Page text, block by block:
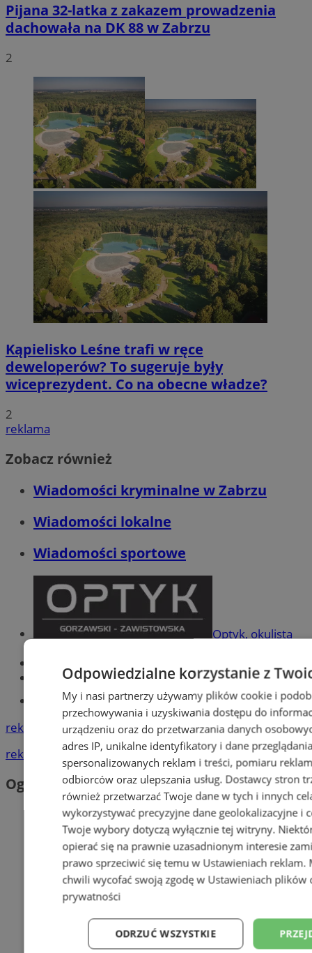
Pijana 32-latka z zakazem prowadzenia
dachowała na DK 88 w Zabrzu
2
Kąpielisko Leśne trafi w ręce
deweloperów? To sugeruje były
wiceprezydent. Co na obecne władze?
2
reklama
Zobacz również
Wiadomości kryminalne w Zabrzu
Wiadomości lokalne
Wiadomości sportowe
Optyk, okulista
Największy sklep z częściami online!
Książeczka sanepidowska
Tworzenie stron www -Zabrze
reklama
reklama
Ogłoszenia
Odpowiedzialne korzystanie z
My i nasi partnerzy używamy plików cookie i
przechowywania i uzyskiwania dostępu do
urządzeniu oraz do przetwarzania danych
adres IP, unikalne identyfikatory i dane
spersonalizowanych reklam i treści, pomiaru
odbiorców oraz ulepszania usług. Dostawcy stron
również przetwarzać Twoje dane w tych i innych
wykorzystywać precyzyjne dane geolokalizacyjne i
Twoje wybory dotyczą wyłącznie tej witryny.
opierać się na prawnie uzasadnionym interesie
prawo sprzeciwić się temu w Ustawieniach reklam.
chwili wycofać swoją zgodę w Ustawieniach plików
prywatności
ODRZUĆ WSZYSTKIE